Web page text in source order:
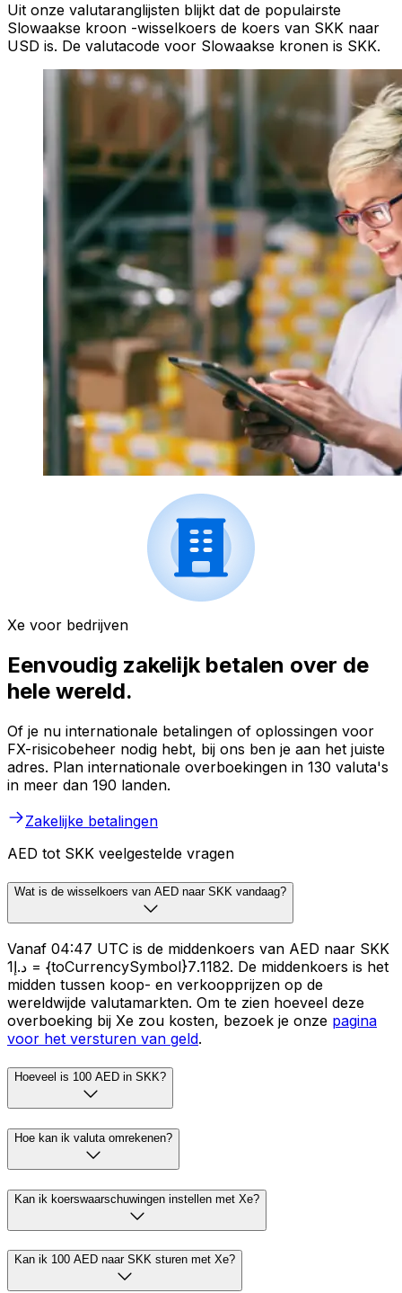
Uit onze valutaranglijsten blijkt dat de populairste
Slowaakse kroon -wisselkoers de koers van SKK naar
USD is. De valutacode voor Slowaakse kronen is SKK.
Xe voor bedrijven
Eenvoudig zakelijk betalen over de
hele wereld.
Of je nu internationale betalingen of oplossingen voor
FX-risicobeheer nodig hebt, bij ons ben je aan het juiste
adres. Plan internationale overboekingen in 130 valuta's
in meer dan 190 landen.
Zakelijke betalingen
AED tot SKK veelgestelde vragen
Wat is de wisselkoers van AED naar SKK vandaag?
Vanaf 04:47 UTC is de middenkoers van AED naar SKK
د.إ1 = {toCurrencySymbol}7.1182. De middenkoers is het
midden tussen koop- en verkoopprijzen op de
wereldwijde valutamarkten. Om te zien hoeveel deze
overboeking bij Xe zou kosten, bezoek je onze pagina
voor het versturen van geld.
Hoeveel is 100 AED in SKK?
Hoe kan ik valuta omrekenen?
Kan ik koerswaarschuwingen instellen met Xe?
Kan ik 100 AED naar SKK sturen met Xe?